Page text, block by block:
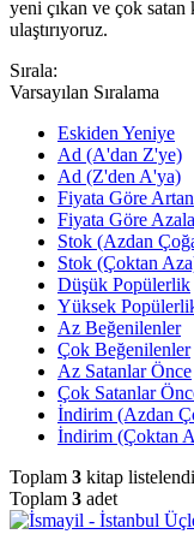
yeni çıkan ve çok satan
ulaştırıyoruz.
Sırala:
Varsayılan Sıralama
Eskiden Yeniye
Ad (A'dan Z'ye)
Ad (Z'den A'ya)
Fiyata Göre Artan
Fiyata Göre
Stok (Azdan
Stok (Çoktan
Düşük Popülerlik
Yüksek
Az Beğenilenler
Çok Beğenilenler
Az Satanlar Önce
Çok Satanlar
İndirim (Azdan
İndirim (Çoktan
Toplam 3 kitap listelendi
Toplam 3 adet